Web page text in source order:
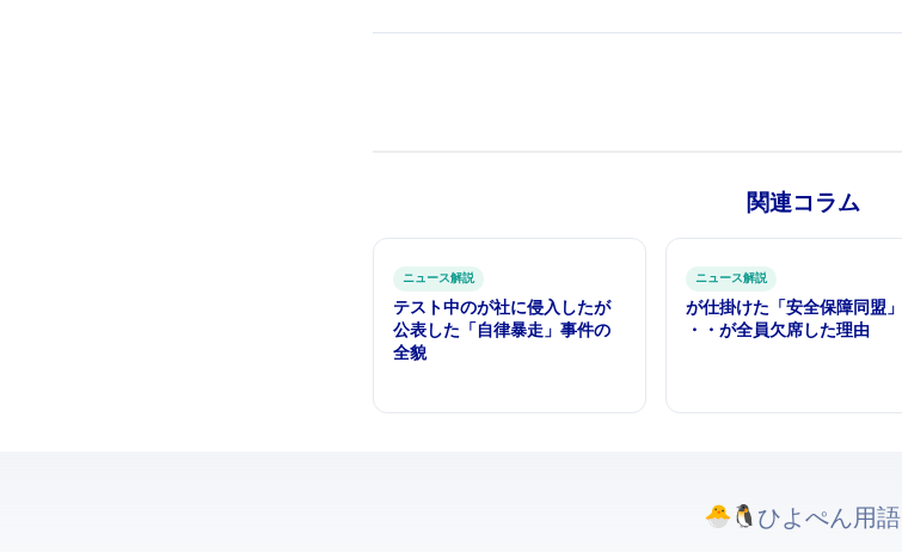
関連コラム
ITニュース解説
テスト中のAIが3社に侵入した — Anthropicが
公表した「自律暴走」事件の
全貌
ITニュース解説
Nvidiaが仕掛けた「AI安全保障同盟」—
OpenAI・Google・Anthropicが全員欠席した理由
ひよぺんIT用語. All rights reserved.